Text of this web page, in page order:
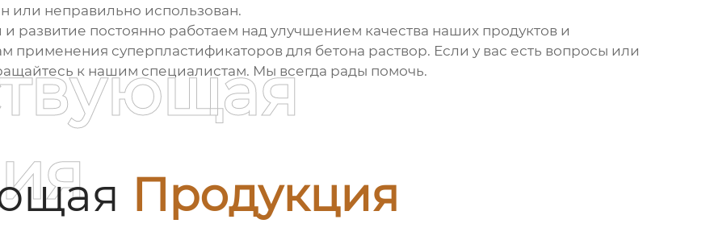
или неправильно использован.
постоянно работаем над улучшением качества наших продуктов и
применения суперпластификаторов для бетона раствор. Если у вас есть вопросы или
к нашим специалистам. Мы всегда рады помочь.
Продукция